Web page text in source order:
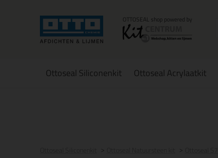
Ottoseal Siliconenkit Ottoseal Acrylaatkit